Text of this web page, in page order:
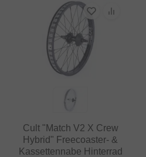
Cult "Match V2 X Crew
Hybrid" Freecoaster- &
Kassettennabe Hinterrad